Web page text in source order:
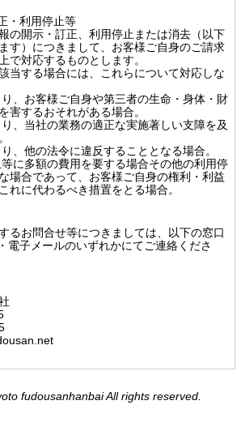
・利用停止等
の開示・訂正、利用停止または消去（以下
す）につきまして、お客様ご自身のご請求
で対応するものとします。
当する場合には、これらについて対応しな
、お客様ご自身や第三者の生命・身体・財
害するおそれがある場合。
、当社の業務の適正な実施著しい支障を及
、他の法令に違反することとなる場合。
に多額の費用を要する場合その他の利用停
場合であって、お客様ご自身の権利・利益
れに代わるべき措置をとる場合。
るお問合せ等につきましては、以下の窓口
電子メールのいずれかにてご連絡くださ
fudousanhanbai All rights reserved.